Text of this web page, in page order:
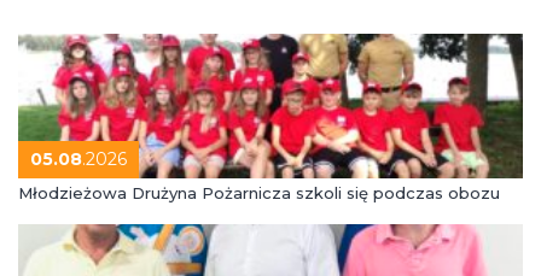
05.08.2026
Młodzieżowa Drużyna Pożarnicza szkoli się podczas obozu